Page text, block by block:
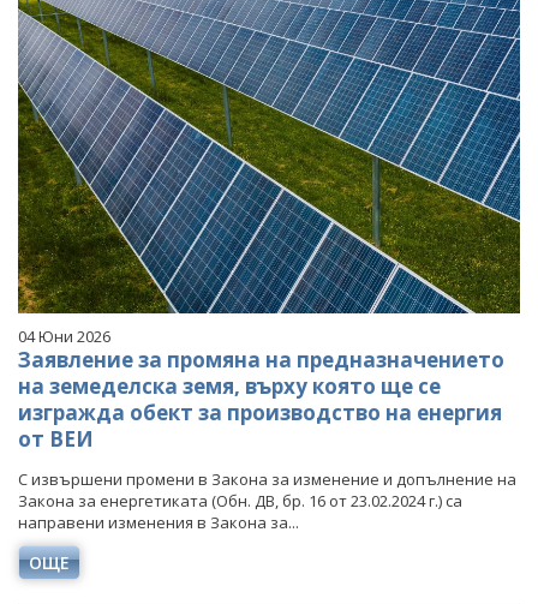
04 Юни 2026
Заявление за промяна на предназначението
на земеделска земя, върху която ще се
изгражда обект за производство на енергия
от ВЕИ
С извършени промени в Закона за изменение и допълнение на
Закона за енергетиката (Обн. ДВ, бр. 16 от 23.02.2024 г.) са
направени изменения в Закона за...
ОЩЕ